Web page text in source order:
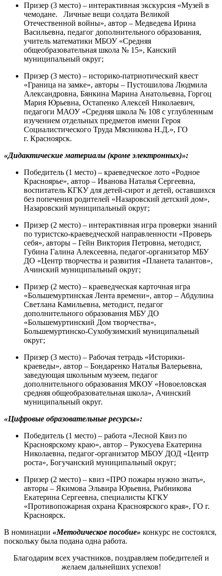
Призер (3 место) – интерактивная экскурсия «Музей в
чемодане. Личные вещи солдата Великой
Отечественной войны», автор – Медведева Ирина
Васильевна, педагог дополнительного образования,
учитель математики МБОУ «Средняя
общеобразовательная школа № 15», Канский
муниципальный округ;
Призер (3 место) – историко-патриотический квест
«Граница на замке», авторы – Пустошилова Людмила
Александровна, Бянкина Марина Анатольевна, Горгоц
Мария Юрьевна, Остапенко Алексей Николаевич,
педагоги МАОУ «Средняя школа № 108 с углубленным
изучением отдельных предметов имени Героя
Социалистического Труда Мясникова Н.Д.», ГО
г. Красноярск.
«Дидактические материалы (кроме электронных)»:
Победитель (1 место) – краеведческое лото «Родное
Красноярье», автор – Иванова Наталья Сергеевна,
воспитатель КГКУ для детей-сирот и детей, оставшихся
без попечения родителей «Назаровский детский дом»,
Назаровский муниципальный округ;
Призер (2 место) – интерактивная игра проверки знаний
по туристско-краеведческой направленности «Проверь
себя», авторы – Гейн Виктория Петровна, методист,
Губина Галина Алексеевна, педагог-организатор МБУ
ДО «Центр творчества и развития «Планета талантов»,
Ачинский муниципальный округ;
Призер (2 место) – краеведческая карточная игра
«Большемуртинская Лента времени», автор – Абдулина
Светлана Камильевна, методист, педагог
дополнительного образования МБУ ДО
«Большемуртинский Дом творчества»,
Большемуртинско-Сухобузимский муниципальный
округ;
Призер (3 место) – Рабочая тетрадь «Историки-
краеведы», автор – Бондаренко Наталья Валерьевна,
заведующая школьным музеем, педагог
дополнительного образования МКОУ «Новоеловская
средняя общеобразовательная школа», Ачинский
муниципальный округ.
«Цифровые образовательные ресурсы»:
Победитель (1 место) – работа «Лесной Квиз по
Красноярскому краю», автор – Рукосуева Екатерина
Николаевна, педагог-организатор МБОУ ДОД «Центр
роста», Богучанский муниципальный округ;
Призер (2 место) – квиз «ПРО пожары нужно знать»,
авторы – Якимова Эльвира Юрьевна, Рыбникова
Екатерина Сергеевна, специалисты КГКУ
«Противопожарная охрана Красноярского края», ГО г.
Красноярск.
В номинации «Методическое пособие» конкурс не состоялся,
поскольку была подана одна работа.
Благодарим всех участников, поздравляемпобедителей и
желаем дальнейших успехов!